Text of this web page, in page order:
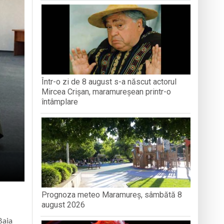
și amintiri
dedicat marelui voievod, la
stres, iar una dezvoltă anxietate,
întâmplareÎntr-o zi de 8 august s-a născut actorul
Mircea Crișan, maramureșean printr-o
întâmplare
Prognoza meteo Maramureș, sâmbătă 8
august 2026